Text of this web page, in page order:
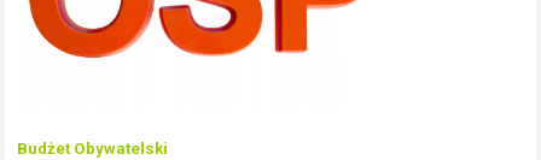
Budżet Obywatelski